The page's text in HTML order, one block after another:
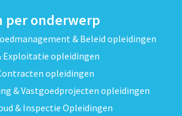
per onderwerp
& Beleid opleidingen
Exploitatie opleidingen
opleidingen
& Vastgoedprojecten opleidingen
& Inspectie Opleidingen